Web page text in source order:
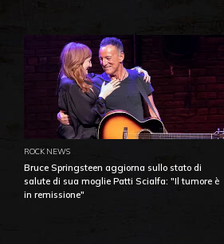
ROCK NEWS
Bruce Springsteen aggiorna sullo stato di
salute di sua moglie Patti Scialfa: "Il tumore è
in remissione"